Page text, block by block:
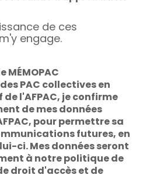
de ces
engage.
MÉMOPAC
PAC collectives en
l'AFPAC, je confirme
de mes données
pour permettre sa
futures, en
ci. Mes données seront
à notre politique de
droit d'accès et de